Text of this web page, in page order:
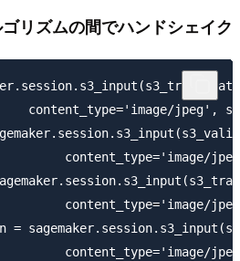
リズムの間でハンドシェイク
content_type='image/jpeg',
content_type='image/
content_type='image/
=
content_type='image/